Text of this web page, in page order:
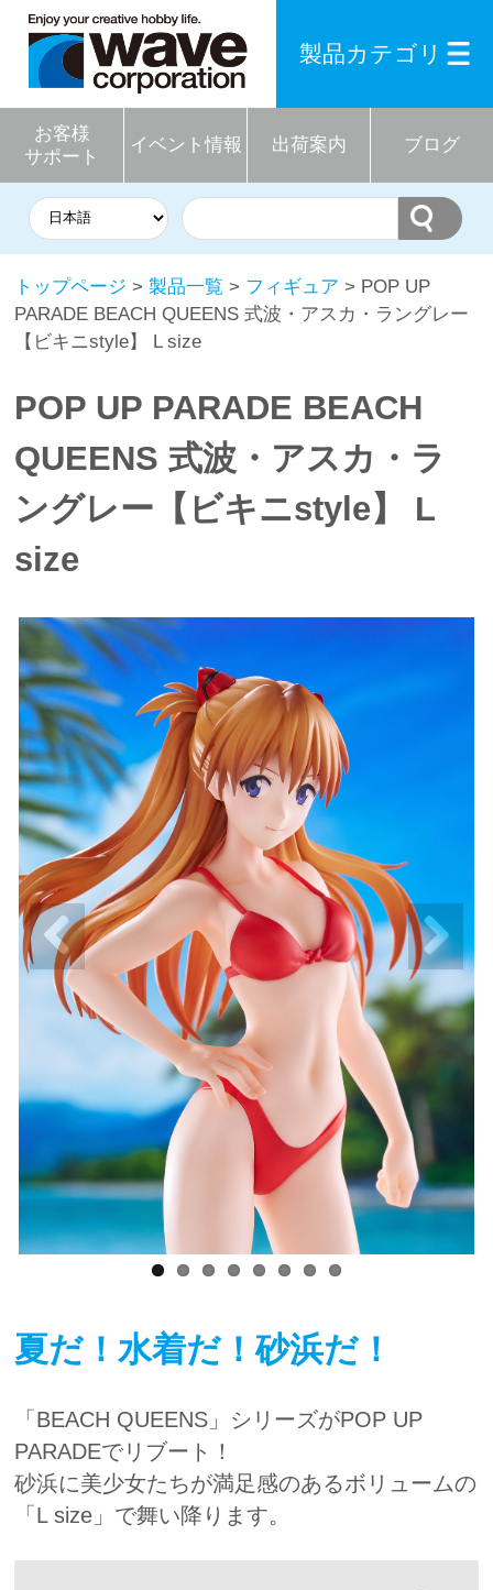
お客様
サポート
イベント情報 出荷案内 ブログ
製品カテゴリ
トップページ > 製品一覧 > フィギュア > POP UP
PARADE BEACH QUEENS 式波・アスカ・ラングレー
【ビキニstyle】 L size
POP UP PARADE BEACH
QUEENS 式波・アスカ・ラ
ングレー【ビキニstyle】 L
size
夏だ！水着だ！砂浜だ！
「BEACH QUEENS」シリーズがPOP UP
PARADEでリブート！
砂浜に美少女たちが満足感のあるボリュームの
「L size」で舞い降ります。